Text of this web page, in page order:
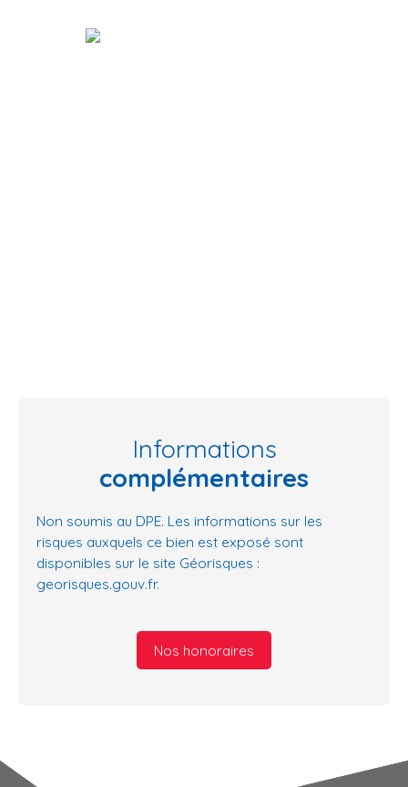
Informations
complémentaires
Non soumis au DPE. Les informations sur les
risques auxquels ce bien est exposé sont
disponibles sur le site Géorisques :
georisques.gouv.fr.
Nos honoraires